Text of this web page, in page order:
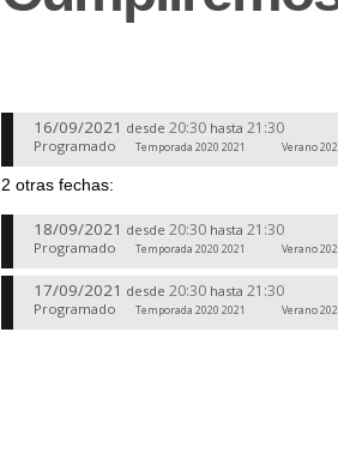
16/09/2021 desde 20:30 hasta 21:30
Programado Temporada 2020 2021 Verano
2 otras fechas:
18/09/2021 desde 20:30 hasta 21:30
Programado Temporada 2020 2021 Verano
17/09/2021 desde 20:30 hasta 21:30
Programado Temporada 2020 2021 Verano